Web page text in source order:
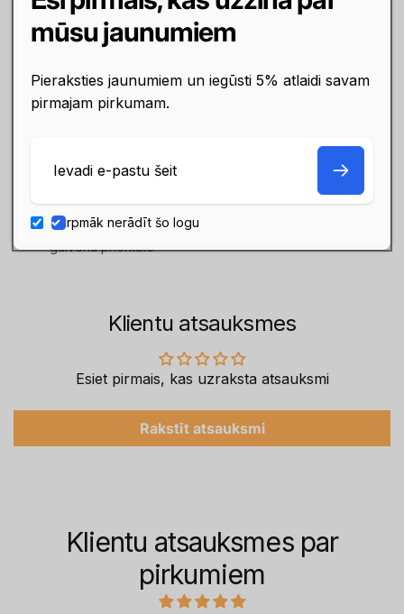
Maksā ar karti, internetbanku
vai pārskaitījumu. Izmantojam
MakeCommerce
checkoutā izvēloties Inbank
vienkārši piesakoties
Garantija
Klientu apmierinātība ir mūsu
galvenā prioritāte
Klientu atsauksmes
Esiet pirmais, kas uzraksta atsauksmi
Rakstīt atsauksmi
Klientu atsauksmes par
pirkumiem
mūsu jaunumiem
Pieraksties jaunumiem un iegūsti 5% atlaidi savam
pirmajam pirkumam.
E-
pasts
Turpmāk nerādīt šo logu